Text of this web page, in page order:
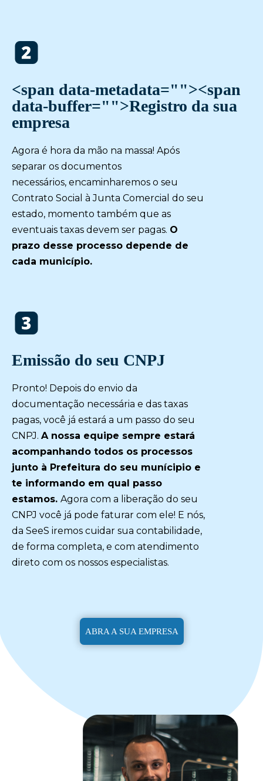
<span data-metadata=""><span
data-buffer="">Registro da sua
empresa
Agora é hora da mão na massa! Após
separar os documentos
necessários, encaminharemos o seu
Contrato Social à Junta Comercial do seu
estado, momento também que as
eventuais taxas devem ser pagas. O
prazo desse processo depende de
cada município.
Emissão do seu CNPJ
Pronto! Depois do envio da
documentação necessária e das taxas
pagas, você já estará a um passo do seu
CNPJ. A nossa equipe sempre estará
acompanhando todos os processos
junto à Prefeitura do seu munícipio e
te informando em qual passo
estamos. Agora com a liberação do seu
CNPJ você já pode faturar com ele! E nós,
da SeeS iremos cuidar sua contabilidade,
de forma completa, e com atendimento
direto com os nossos especialistas.
ABRA A SUA EMPRESA